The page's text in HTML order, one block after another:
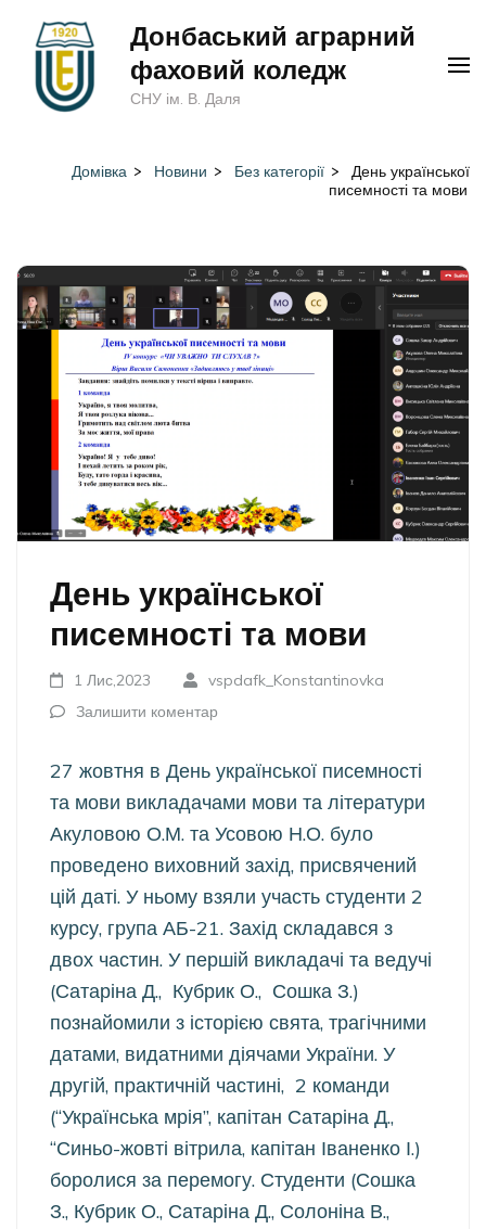
(натисніть
Донбаський аграрний
фаховий коледж
СНУ ім. В. Даля
Домівка > Новини > Без категорії >
День української
писемності та мови
День української
писемності та мови
1 Лис,2023
vspdafk_Konstantinovka
Залишити коментар
27 жовтня в День української писемності
та мови викладачами мови та літератури
Акуловою О.М. та Усовою Н.О. було
проведено виховний захід, присвячений
цій даті. У ньому взяли участь студенти 2
курсу, група АБ-21. Захід складався з
двох частин. У першій викладачі та ведучі
(Сатаріна Д., Кубрик О., Сошка З.)
познайомили з історією свята, трагічними
датами, видатними діячами України. У
другій, практичній частині, 2 команди
(“Українська мрія”, капітан Сатаріна Д.,
“Синьо-жовті вітрила, капітан Іваненко І.)
боролися за перемогу. Студенти (Сошка
З., Кубрик О., Сатаріна Д., Солоніна В.,